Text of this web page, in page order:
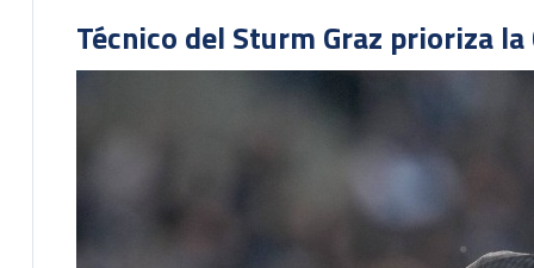
Técnico del Sturm Graz prioriza